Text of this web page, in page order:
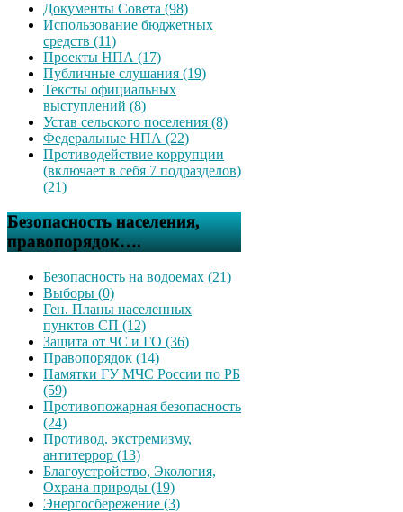
Документы Совета (98)
Использование бюджетных
средств (11)
Проекты НПА (17)
Публичные слушания (19)
Тексты официальных
выступлений (8)
Устав сельского поселения (8)
Федеральные НПА (22)
Противодействие коррупции
(включает в себя 7 подразделов)
(21)
Безопасность населения,
правопорядок….
Безопасность на водоемах (21)
Выборы (0)
Ген. Планы населенных
пунктов СП (12)
Защита от ЧС и ГО (36)
Правопорядок (14)
Памятки ГУ МЧС России по РБ
(59)
Противопожарная безопасность
(24)
Противод. экстремизму,
антитеррор (13)
Благоустройство, Экология,
Охрана природы (19)
Энергосбережение (3)